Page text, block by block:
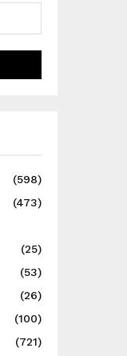
(598)
(473)
(25)
(53)
(26)
(100)
(721)